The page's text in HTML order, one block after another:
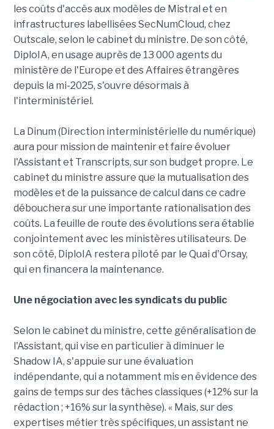
les coûts d'accès aux modèles de Mistral et en
infrastructures labellisées SecNumCloud, chez
Outscale, selon le cabinet du ministre. De son côté,
DiploIA, en usage auprès de 13 000 agents du
ministère de l'Europe et des Affaires étrangères
depuis la mi-2025, s'ouvre désormais à
l'interministériel.
La Dinum (Direction interministérielle du numérique)
aura pour mission de maintenir et faire évoluer
l'Assistant et Transcripts, sur son budget propre. Le
cabinet du ministre assure que la mutualisation des
modèles et de la puissance de calcul dans ce cadre
débouchera sur une importante rationalisation des
coûts. La feuille de route des évolutions sera établie
conjointement avec les ministères utilisateurs. De
son côté, DiploIA restera piloté par le Quai d'Orsay,
qui en financera la maintenance.
Une négociation avec les syndicats du public
Selon le cabinet du ministre, cette généralisation de
l'Assistant, qui vise en particulier à diminuer le
Shadow IA, s'appuie sur une évaluation
indépendante, qui a notamment mis en évidence des
gains de temps sur des tâches classiques (+12% sur la
rédaction ; +16% sur la synthèse). « Mais, sur des
expertises métier très spécifiques, un assistant ne